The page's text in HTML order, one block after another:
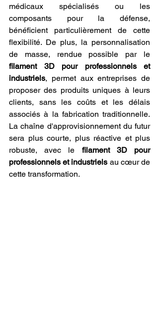
médicaux spécialisés ou les
composants pour la défense,
bénéficient particulièrement de cette
flexibilité. De plus, la personnalisation
filament 3D pour professionnels et
industriels, permet aux entreprises de
proposer des produits uniques à leurs
clients, sans les coûts et les délais
associés à la fabrication traditionnelle.
La chaîne d'approvisionnement du futur
sera plus courte, plus réactive et plus
robuste, avec le filament 3D pour
professionnels et industriels au cœur de
cette transformation.